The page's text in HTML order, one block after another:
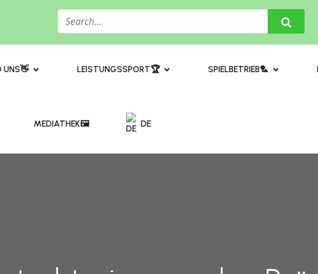
UNS👋 ​LEISTUNGSSPORT🏆 SPIELBETRIEB🏸
MEDIATHEK🖼️​ DE